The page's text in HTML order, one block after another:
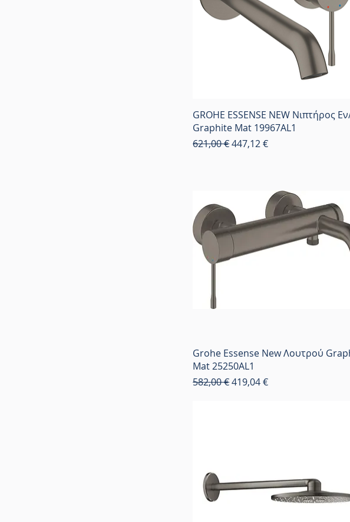
GROHE ESSENSE NEW Νιπτήρος
Graphite Mat 19967AL1
Κανονική τιμή
621,00 €Τιμή Έκπτωσης
447,12 €
Grohe Essense New Λουτρού
Mat 25250AL1
Κανονική τιμή
582,00 €Τιμή Έκπτωσης
419,04 €